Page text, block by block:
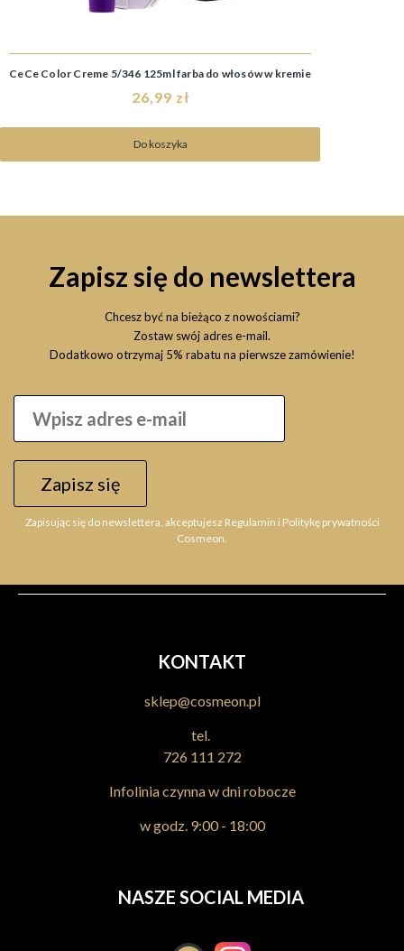
CeCe Color Creme 5/346 125ml farba do włosów w kremie
26,99 zł
Do koszyka
Zapisz się do newslettera
Chcesz być na bieżąco z nowościami?
Zostaw swój adres e-mail.
Dodatkowo otrzymaj 5% rabatu na pierwsze zamówienie!
Zapisz się
Zapisując się do newslettera, akceptujesz Regulamin i Politykę prywatności
Cosmeon.
KONTAKT
sklep@cosmeon.pl
tel.
726 111 272
Infolinia czynna w dni robocze
w godz. 9:00 - 18:00
NASZE SOCIAL MEDIA